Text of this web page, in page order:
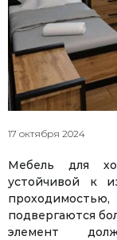
17 октября 2024
Мебель для
устойчивой к
подвергаются
элемент